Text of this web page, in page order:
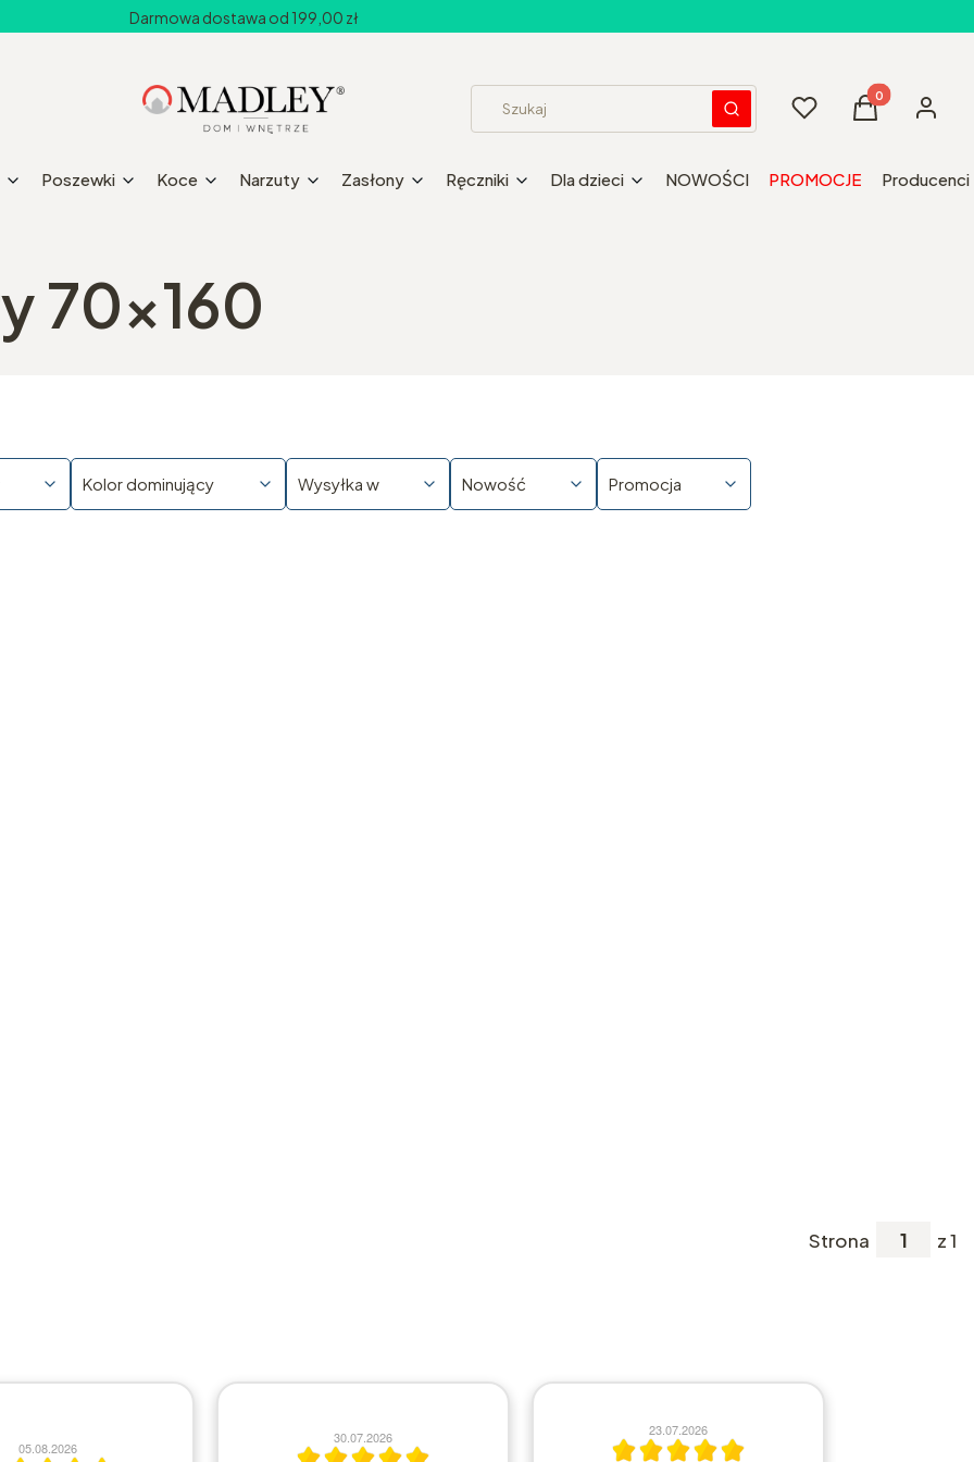
Darmowa dostawa od 199,00 zł
WyczyśćSzukaj
UlubioneProdukty w
Koszyk Zaloguj
Poszewki Koce Narzuty Zasłony Ręczniki Dla dzieci NOWOŚCI PROMOCJE Producenci
70x160
Kolor dominujący Wysyłka w Nowość Promocja
Strona z 1
14.07.2026
ok. skoro się domagacie: Prześcieradła